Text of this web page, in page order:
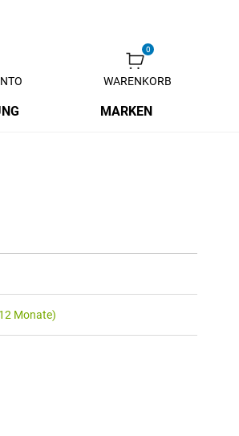
WARENKORB
MARKEN
Monate)